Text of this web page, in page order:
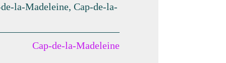
la-Madeleine, Cap-de-la-
Cap-de-la-Madeleine